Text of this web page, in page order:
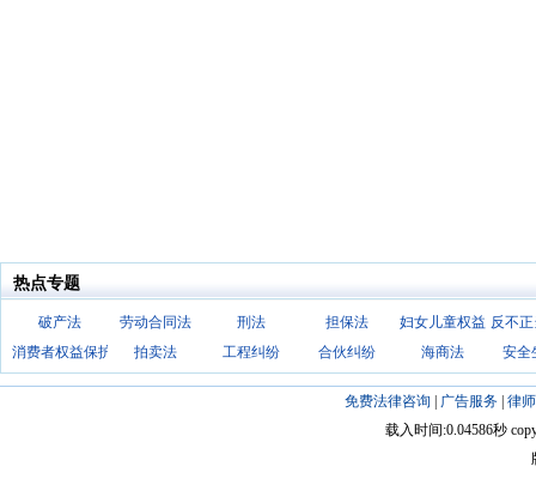
热点专题
破产法 劳动合同法 刑法 担保法 妇女儿童权益 反不
消费者权益保护法
拍卖法 工程纠纷 合伙纠纷 海商法 安全
免费法律咨询 广告服务| 律
载入时间:0.04586秒